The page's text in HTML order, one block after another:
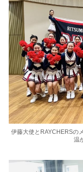
伊藤大使とRAYCHERSの
温